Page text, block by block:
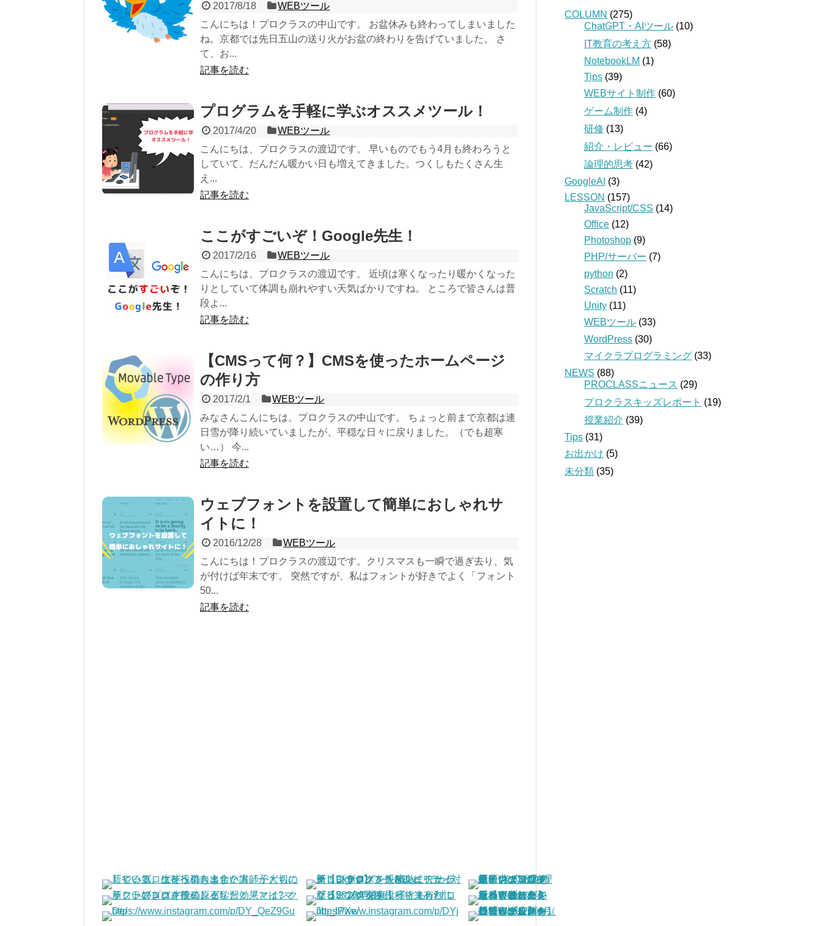
2017/8/18
WEBツール
こんにちは！プロクラスの中山です。 お盆休みも終わってしまいました
ね。京都では先日五山の送り火がお盆の終わりを告げていました。 さ
て、お...
記事を読む
プログラムを手軽に学ぶオススメツール！
2017/4/20
WEBツール
こんにちは、プロクラスの渡辺です。 早いものでもう4月も終わろうと
していて、だんだん暖かい日も増えてきました。つくしもたくさん生
え...
記事を読む
ここがすごいぞ！Google先生！
2017/2/16
WEBツール
こんにちは、プロクラスの渡辺です。 近頃は寒くなったり暖かくなった
りとしていて体調も崩れやすい天気ばかりですね。 ところで皆さんは普
段よ...
記事を読む
【CMSって何？】CMSを使ったホームページ
の作り方
2017/2/1
WEBツール
みなさんこんにちは。プロクラスの中山です。 ちょっと前まで京都は連
日雪が降り続いていましたが、平穏な日々に戻りました。（でも超寒
い…） 今...
記事を読む
ウェブフォントを設置して簡単におしゃれサ
イトに！
2016/12/28
WEBツール
こんにちは！プロクラスの渡辺です。クリスマスも一瞬で過ぎ去り、気
が付けば年末です。 突然ですが、私はフォントが好きでよく「フォント
50...
記事を読む
COLUMN (275)
ChatGPT・AIツール (10)
IT教育の考え方 (58)
NotebookLM (1)
Tips (39)
WEBサイト制作 (60)
ゲーム制作 (4)
研修 (13)
紹介・レビュー (66)
論理的思考 (42)
GoogleAI (3)
LESSON (157)
JavaScript/CSS (14)
Office (12)
Photoshop (9)
PHP/サーバー (7)
python (2)
Scratch (11)
Unity (11)
WEBツール (33)
WordPress (30)
マイクラプログラミング (33)
NEWS (88)
PROCLASSニュース (29)
プロクラスキッズレポート (19)
授業紹介 (39)
Tips (31)
お出かけ (5)
未分類 (35)